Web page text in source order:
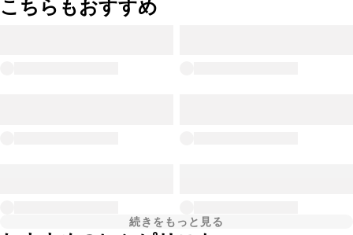
こちらもおすすめ
続きをもっと見る